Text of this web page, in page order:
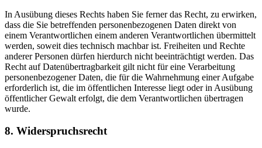
In Ausübung dieses Rechts haben Sie ferner das Recht, zu erwirken,
dass die Sie betreffenden personenbezogenen Daten direkt von
einem Verantwortlichen einem anderen Verantwortlichen übermittelt
werden, soweit dies technisch machbar ist. Freiheiten und Rechte
anderer Personen dürfen hierdurch nicht beeinträchtigt werden. Das
Recht auf Datenübertragbarkeit gilt nicht für eine Verarbeitung
personenbezogener Daten, die für die Wahrnehmung einer Aufgabe
erforderlich ist, die im öffentlichen Interesse liegt oder in Ausübung
öffentlicher Gewalt erfolgt, die dem Verantwortlichen übertragen
wurde.
8. Widerspruchsrecht